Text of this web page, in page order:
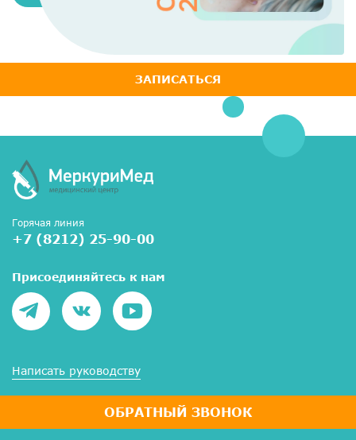
ЗАПИСАТЬСЯ
Горячая линия
+7 (8212) 25-90-00
ОБРАТНЫЙ ЗВОНОК
Присоединяйтесь к нам
Написать руководству